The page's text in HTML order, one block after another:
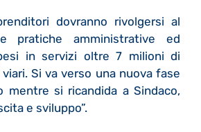
dovranno rivolgersi al
pratiche amministrative ed
in servizi oltre 7 milioni di
Si va verso una nuova fase
mentre si ricandida a Sindaco,
e sviluppo”.